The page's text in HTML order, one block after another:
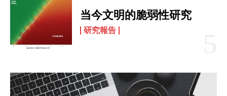
当今文明的脆弱性研究
研究報告